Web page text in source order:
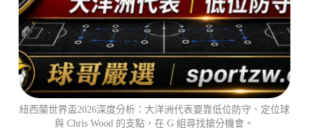
紐西蘭世界盃2026深度分析：大洋洲代表要靠低位防守、定位球
與 Chris Wood 的支點，在 G 組尋找搶分機會。